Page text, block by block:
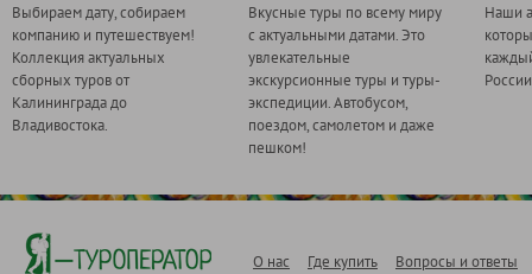
Выбираем дату, собираем
компанию и путешествуем!
Коллекция актуальных
сборных туров от
Калининграда до
Владивостока.
Вкусные туры по всему миру
с актуальными датами. Это
увлекательные
экскурсионные туры и туры-
экспедиции. Автобусом,
поездом, самолетом и даже
пешком!
Наши
О нас Где купить Вопросы и ответы